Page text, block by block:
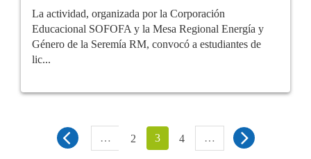
La actividad, organizada por la Corporación
Educacional SOFOFA y la Mesa Regional Energía y
Género de la Seremía RM, convocó a estudiantes de
lic...
… 2 3 4 …